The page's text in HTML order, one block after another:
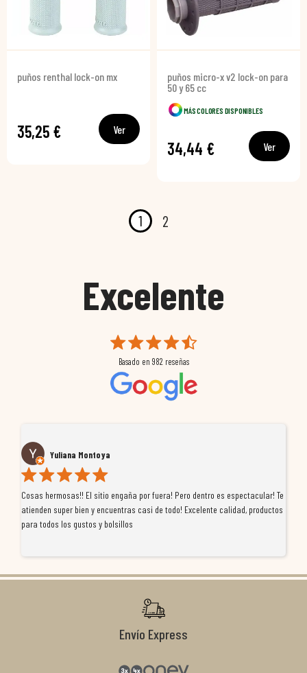
puños renthal lock-on mx
35,25 € Ver
puños micro-x v2 lock-on para
50 y 65 cc
MÁS COLORES DISPONIBLES
34,44 € Ver
1 2
Excelente
Basado en 982 reseñas
Yuliana Montoya
Cosas hermosas!! El sitio engaña por fuera! Pero dentro es espectacular! Te
atienden super bien y encuentras casi de todo! Excelente calidad, productos
para todos los gustos y bolsillos
Envío Express